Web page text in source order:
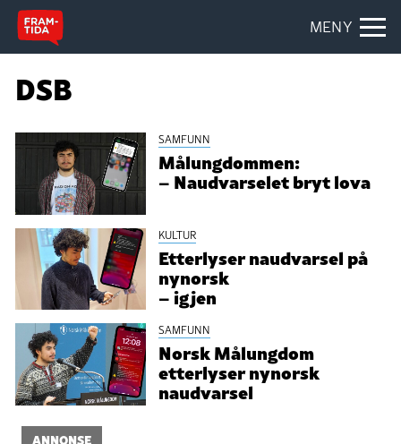
MENY
DSB
SAMFUNN
Målungdommen:
– Naudvarselet bryt lova
KULTUR
Etterlyser naudvarsel på
nynorsk
– igjen
SAMFUNN
Norsk Målungdom
etterlyser nynorsk
naudvarsel
ANNONSE